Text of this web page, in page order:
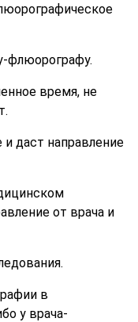
флюорографу.
время, не
даст направление
от врача и
в
у врача-